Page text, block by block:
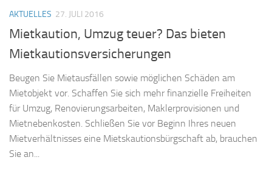
AKTUELLES 27. JULI 2016
Mietkaution, Umzug teuer? Das bieten
Mietkautionsversicherungen
Beugen Sie Mietausfällen sowie möglichen Schäden am
Mietobjekt vor. Schaffen Sie sich mehr finanzielle Freiheiten
für Umzug, Renovierungsarbeiten, Maklerprovisionen und
Mietnebenkosten. Schließen Sie vor Beginn Ihres neuen
Mietverhältnisses eine Mietskautionsbürgschaft ab, brauchen
Sie an...